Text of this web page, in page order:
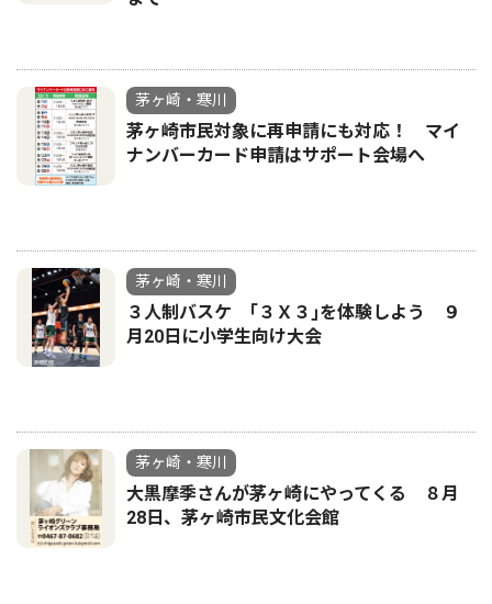
茅ヶ崎・寒川
茅ヶ崎市民対象に再申請にも対応！ マイ
ナンバーカード申請はサポート会場へ
茅ヶ崎・寒川
３人制バスケ ｢３Ｘ３｣を体験しよう ９
月20日に小学生向け大会
茅ヶ崎・寒川
大黒摩季さんが茅ヶ崎にやってくる ８月
28日、茅ヶ崎市民文化会館